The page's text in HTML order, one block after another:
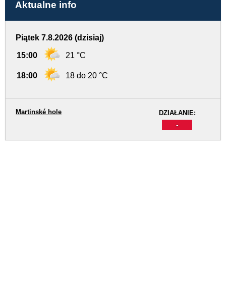
Aktualne info
Piątek 7.8.2026 (dzisiaj)
15:00 21 °C
18:00 18 do 20 °C
DZIAŁANIE:
-
Martinské hole